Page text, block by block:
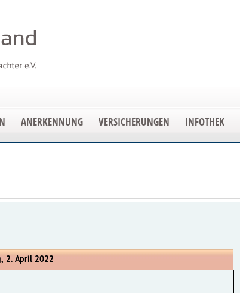
ANERKENNUNG VERSICHERUNGEN INFOTHEK
2. April 2022